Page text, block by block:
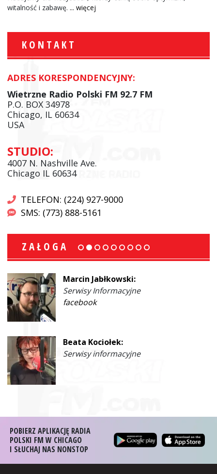
witalność i zabawę. ... więcej
KONTAKT
ADRES KORESPONDENCYJNY:
Wietrzne Radio Polski FM 92.7 FM
P.O. BOX 34978
Chicago, IL 60634
USA
STUDIO:
4007 N. Nashville Ave.
Chicago IL 60634
TELEFON: (224) 927-9000
SMS: (773) 888-5161
ZAŁOGA
Marcin Jabłkowski:
Serwisy Informacyjne
facebook
Beata Kociołek:
Serwisy informacyjne
POBIERZ APLIKACJĘ RADIA
POLSKI FM W CHICAGO
I SŁUCHAJ NAS NONSTOP